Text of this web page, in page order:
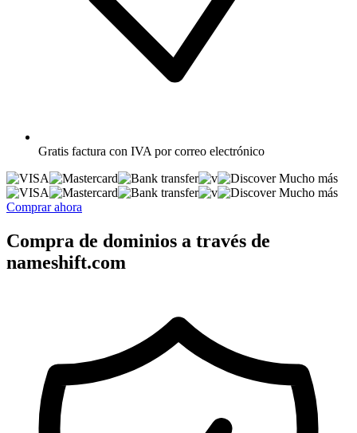
Gratis factura con IVA por correo electrónico
Mucho más
Mucho más
Comprar ahora
Compra de dominios a través de
nameshift.com